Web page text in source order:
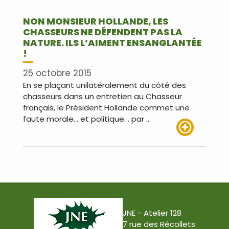
NON MONSIEUR HOLLANDE, LES
CHASSEURS NE DÉFENDENT PAS LA
NATURE. ILS L’AIMENT ENSANGLANTÉE
!
25 octobre 2015
En se plaçant unilatéralement du côté des
chasseurs dans un entretien au Chasseur
français, le Président Hollande commet une
faute morale… et politique. . par …
JNE - Atelier 128
7 rue des Récollets